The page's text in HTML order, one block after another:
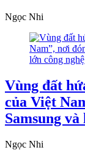
Ngọc Nhi
Vùng đất
của Việt
Samsung
Ngọc Nhi